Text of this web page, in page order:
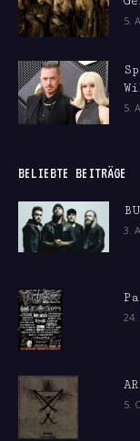
5.
5.
BELIEBTE BEITRÄGE
3.
24.
5.